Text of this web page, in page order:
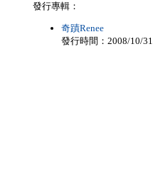
發行專輯：
奇蹟Renee
發行時間：2008/10/31